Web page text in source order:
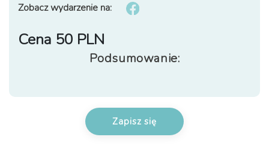
Zobacz wydarzenie na:
Cena 50 PLN
Podsumowanie: